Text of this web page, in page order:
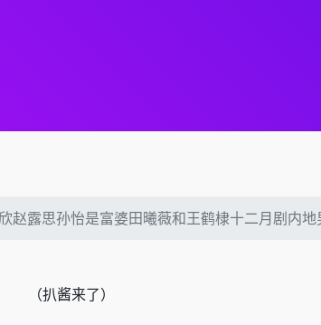
赵露思孙怡是富婆田曦薇和王鹤棣十二月剧内
（扒酱来了）